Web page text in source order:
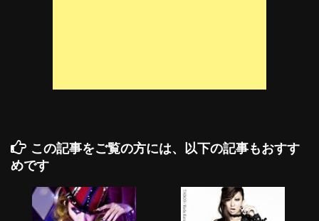
この記事をご覧の方には、以下の記事もおすす
めです